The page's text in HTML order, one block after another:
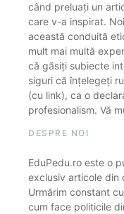
când preluați un
care v-a inspirat.
această conduită
mult mai multă
că găsiți subiecte
siguri că înțelegeți
(cu link), ca o
profesionalism. Vă
DESPRE NOI
EduPedu.ro este o
exclusiv articole din
Urmărim constant
cum face politicile